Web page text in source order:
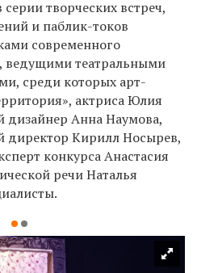
творческих встреч,
и паблик-токов
современного
ведущими театральными
среди которых арт-
актриса Юлия
дизайнер Анна Наумова,
директор Кирилл Носырев,
конкурса Анастасия
речи Наталья